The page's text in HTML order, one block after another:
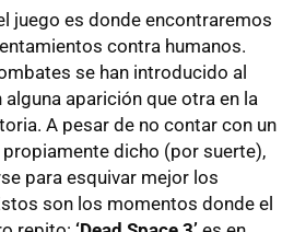
juego es donde encontraremos
contra humanos.
se han introducido al
aparición que otra en la
A pesar de no contar con un
dicho (por suerte),
para esquivar mejor los
son los momentos donde el